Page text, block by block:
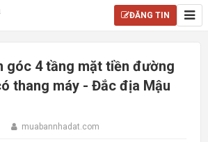
ĐĂNG TIN
góc 4 tầng mặt tiền đường
thang máy - Đắc địa Mậu
muabannhadat.com